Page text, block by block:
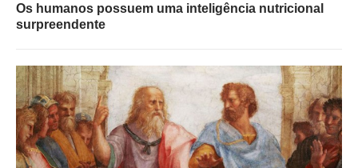
Os humanos possuem uma inteligência nutricional
surpreendente